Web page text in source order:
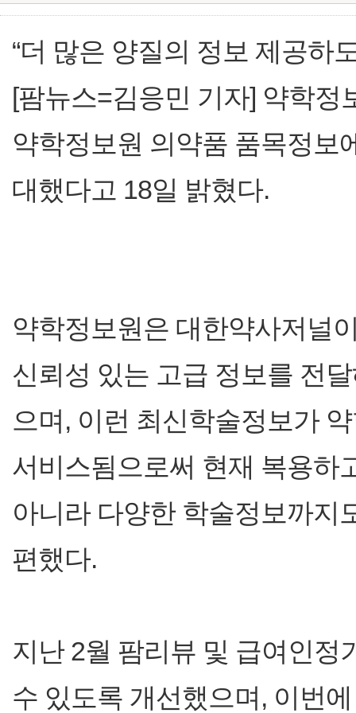
“더 많은 양질의 정보 제공하
[팜뉴스=김응민 기자] 약학정
약학정보원 의약품 품목정보
대했다고 18일 밝혔다.
약학정보원은 대한약사저널
신뢰성 있는 고급 정보를 전
으며, 이런 최신학술정보가
서비스됨으로써 현재 복용하
아니라 다양한 학술정보까지
편했다.
지난 2월 팜리뷰 및 급여인정
수 있도록 개선했으며, 이번